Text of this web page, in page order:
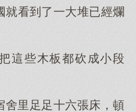
就看到了一大堆已經爛
這些木板都砍成小段
舍里足足十六張床，頓